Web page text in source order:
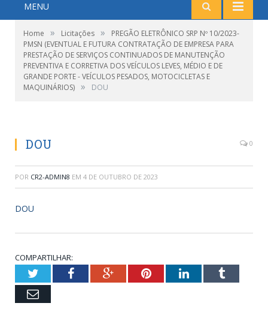
MENU
Home » Licitações »
PREGÃO ELETRÔNICO SRP Nº 10/2023-
PMSN (EVENTUAL E FUTURA CONTRATAÇÃO DE EMPRESA PARA
PRESTAÇÃO DE SERVIÇOS CONTINUADOS DE MANUTENÇÃO
PREVENTIVA E CORRETIVA DOS VEÍCULOS LEVES, MÉDIO E DE
GRANDE PORTE - VEÍCULOS PESADOS, MOTOCICLETAS E
MAQUINÁRIOS) » DOU
DOU 0
POR CR2-ADMIN8 EM 4 DE OUTUBRO DE 2023
DOU
COMPARTILHAR:
TwitterFacebookGoogle+PinterestLinkedInTumblr
Email